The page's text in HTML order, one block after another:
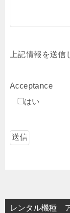
上記情報を送信
Acceptance
はい
レンタル機種